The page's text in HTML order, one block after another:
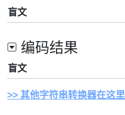
盲文
编码结果
盲文
其他字符串转换器在这里